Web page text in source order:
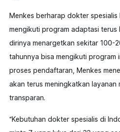
Menkes berharap dokter
mengikuti program adaptasi terus
dirinya menargetkan sekitar 100-
tahunnya bisa mengikuti program
proses pendaftaran, Menkes
akan terus meningkatkan layanan
transparan.
“Kebutuhan dokter spesialis di